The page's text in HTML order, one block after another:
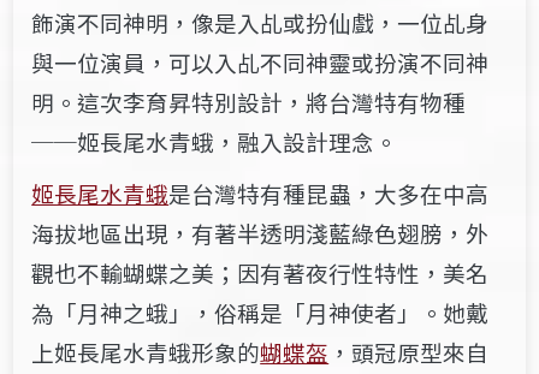
飾演不同神明，像是入乩或扮仙戲，一位乩身
與一位演員，可以入乩不同神靈或扮演不同神
明。這次李育昇特別設計，將台灣特有物種
──姬長尾水青蛾，融入設計理念。
姬長尾水青蛾是台灣特有種昆蟲，大多在中高
海拔地區出現，有著半透明淺藍綠色翅膀，外
觀也不輸蝴蝶之美；因有著夜行性特性，美名
為「月神之蛾」，俗稱是「月神使者」。她戴
上姬長尾水青蛾形象的蝴蝶盔 ，頭冠原型來自